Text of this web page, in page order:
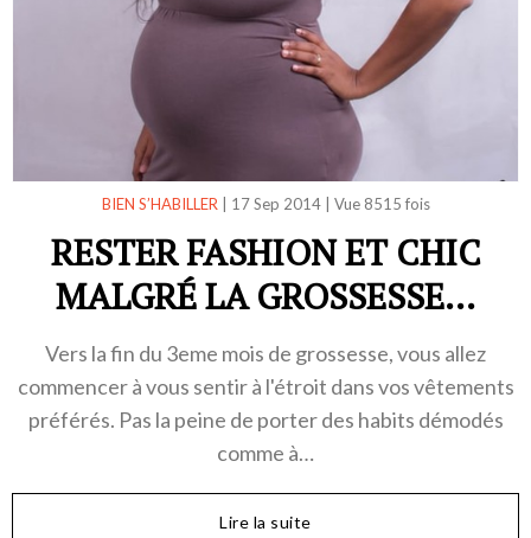
BIEN S’HABILLER| 17 Sep 2014| Vue 8515 fois
RESTER FASHION ET CHIC
MALGRÉ LA GROSSESSE...
Vers la fin du 3eme mois de grossesse, vous allez
commencer à vous sentir à l'étroit dans vos vêtements
préférés. Pas la peine de porter des habits démodés
comme à…
Lire la suite